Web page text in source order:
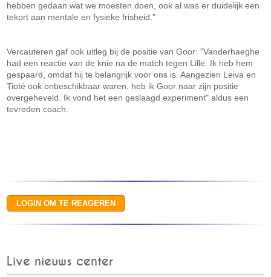
hebben gedaan wat we moesten doen, ook al was er duidelijk een
tekort aan mentale en fysieke frisheid."
Vercauteren gaf ook uitleg bij de positie van Goor: "Vanderhaeghe
had een reactie van de knie na de match tegen Lille. Ik heb hem
gespaard, omdat hij te belangrijk voor ons is. Aangezien Leiva en
Tioté ook onbeschikbaar waren, heb ik Goor naar zijn positie
overgeheveld. Ik vond het een geslaagd experiment" aldus een
tevreden coach.
Live nieuws center